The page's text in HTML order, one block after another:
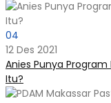
04
12 Des 2021
Anies Punya
Itu?